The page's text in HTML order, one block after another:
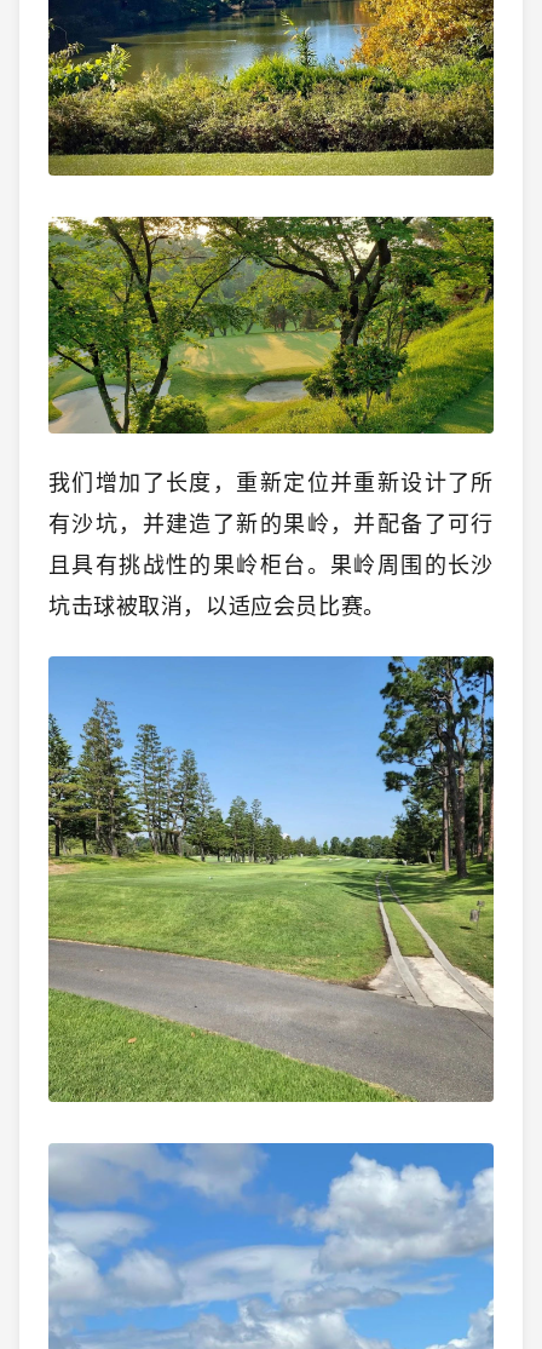
我们增加了长度，重新定位并重新设计了所
有沙坑，并建造了新的果岭，并配备了可行
且具有挑战性的果岭柜台。果岭周围的长沙
坑击球被取消，以适应会员比赛。